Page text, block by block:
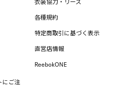
にご注
各種規約
特定商取引に基づく表示
直営店情報
ReebokONE